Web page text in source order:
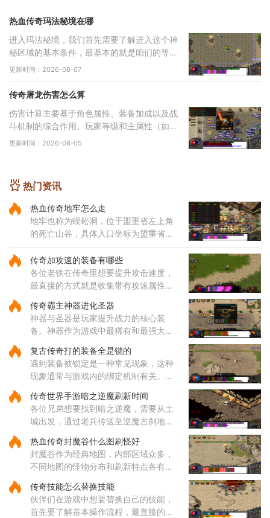
热血传奇玛法秘境在哪
进入玛法秘境，我们首先需要了解进入这个神
秘区域的基本条件，最基本的就是咱们的等级
必须达到六十五级，没有这个等级是连门都找
东
更新时间：2026-08-07
传奇屠龙伤害怎么算
伤害计算主要基于角色属性、装备加成以及战
斗机制的综合作用。玩家等级和主属性（如力
量、智力等）直接影响基础攻击力和技能伤
更新时间：2026-08-05
热门资讯
热血传奇地牢怎么走
地牢也称为蜈蚣洞，位于盟重省左上角
的死亡山谷，具体入口坐标为盟重省的
140，90位置。通过该入口进入后，玩
家会直接来到地牢一层东，这里是蜈蚣
洞地图的起始区域。地牢内部的路
传奇加攻速的装备有哪些
各位老铁在传奇里想要提升攻击速度，
最直接的方式就是收集带有攻速属性的
风套装里的戒指和项链，只需要一枚狂
风戒指就能给你增加一点攻击
传奇霸主神器进化圣器
神器与圣器是玩家提升战力的核心装
备。神器作为游戏中最稀有和最强大的
每种神器都具备独特的技能和被动效
果。玩家收集一定数量的神器后，
复古传奇打的装备全是锁的
遇到装备被锁定是一种常见现象，这种
现象通常与游戏内的绑定机制有关。部
上，这种绑定状态会限制装备的交易和
丢弃功能。装备锁定是游戏设计
传奇世界手游暗之逆魔刷新时间
各位兄弟想要找到暗之逆魔，需要从土
城出发，通过老兵传送至逆魔古刹地
魔阵中，咱们需要先进入右边的门，然
后按照逆时针方向前进，最终将
热血传奇封魔谷什么图刷怪好
封魔谷作为经典地图，内部区域众多，
不同地图的怪物分布和刷新特点各有差
角度来看，纵横道作为一个枢纽性质的
区域，连接着多个重要地点，
传奇技能怎么替换技能
伙伴们在游戏中想要替换自己的技能，
首先要了解基本操作流程，最直接的方